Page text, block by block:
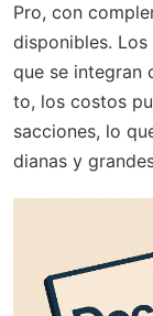
Pro, con
disponibles. Los
que se integran
to, los costos
sacciones, lo
dianas y